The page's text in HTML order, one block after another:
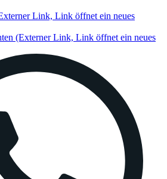
Link, Link öffnet ein neues
(Externer Link, Link öffnet ein neues